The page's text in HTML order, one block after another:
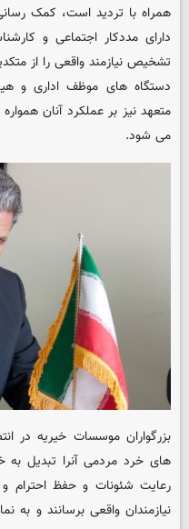
همراه با تردید است، کمک
دارای مددکار اجتماعی و
تشخیص نیازمند واقعی را از
دستگاه های موظف اداری و
متعهد نیز بر عملکرد آنان
می شود.
بزرگواران موسسات خیریه در
های خرد مردمی آنرا تبدیل به
رعایت شئونات و حفظ احترام
نیازمندان واقعی برسانند و به